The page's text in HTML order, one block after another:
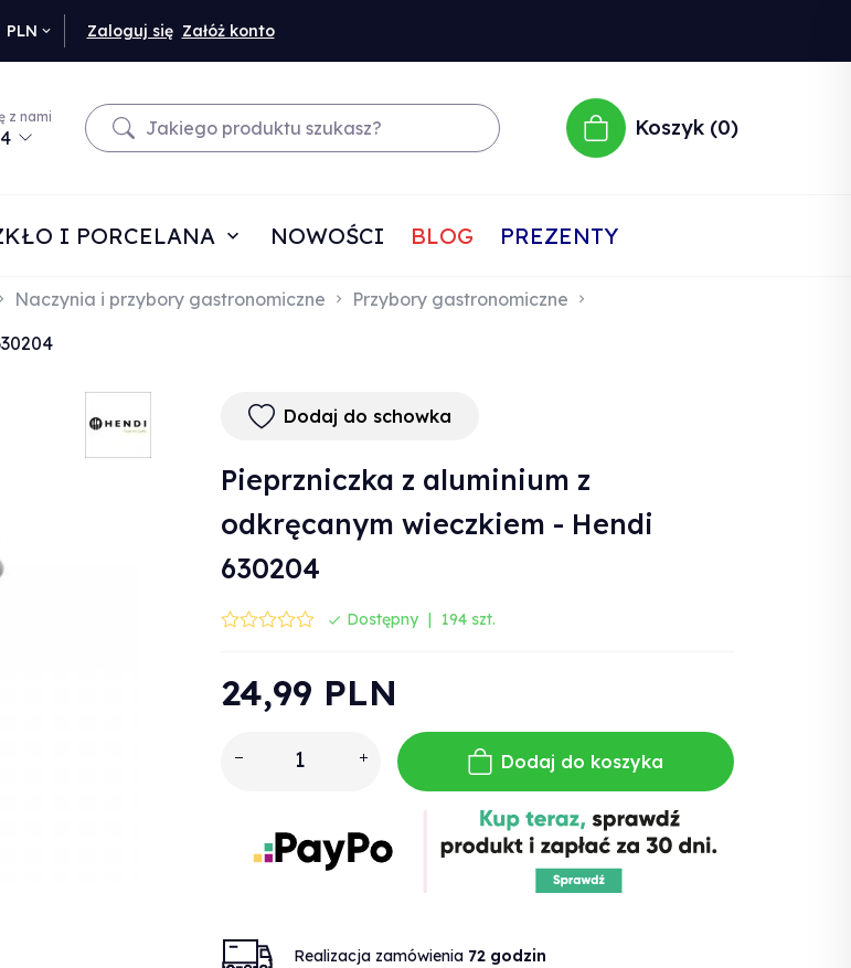
currency_h
PLN Zaloguj się Załóż konto
z nami Koszyk 0
I PORCELANA NOWOŚCI BLOG PREZENTY
Naczynia i przybory gastronomiczne
Przybory gastronomiczne
Dodaj do schowka
Pieprzniczka z aluminium z
odkręcanym wieczkiem - Hendi
630204
Dostępny 194 szt.
24,99 PLN
Dodaj do koszyka
Realizacja zamówienia 72 godzin